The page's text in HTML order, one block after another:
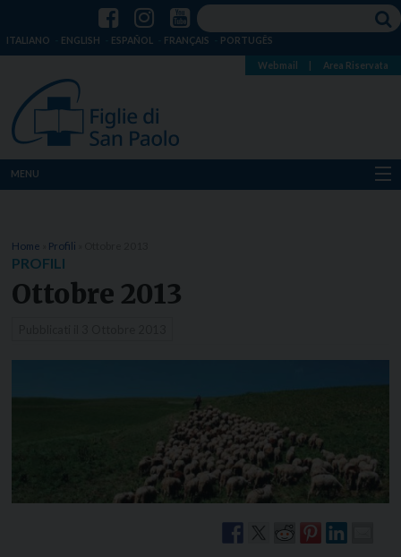
ITALIANO ENGLISH ESPAÑOL FRANÇAIS PORTUGÊS
Webmail Area Riservata
MENU
Dove siamo
Notizie
Home Profili
PROFILI
Ottobre 2013